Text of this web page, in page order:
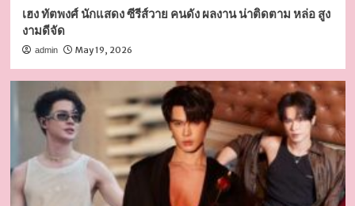
เฮง ทัตพงศ์ นักแสดง ซีรีส์วาย คนดัง ผลงาน น่าติดตาม หล่อ สูง
งามดีจัด
admin May 19, 2026